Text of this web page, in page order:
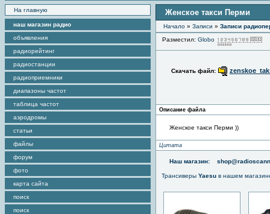
На главную
наш магазин радио
объявления
радиорейтинг
радиостанции
радиоприемники
диапазоны частот
таблица частот
аэродромы
статьи
файлы
форум
фото
карта сайта
поиск
поиск
Женское такси Перми
Начало » Записи » Записи
Разместил: Globo
Скачать файл:
Описание файла
Женское такси Перми ))
Цитата
Наш магазин:
Трансиверы Yaesu в нашем